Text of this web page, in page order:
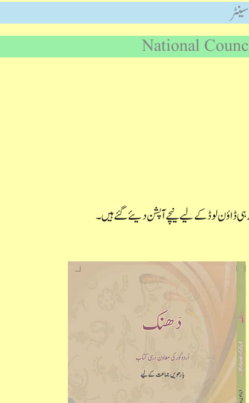
National
ڈاؤن لوڈ کے لیے نیچے آپشن دیئے گئے ہیں۔